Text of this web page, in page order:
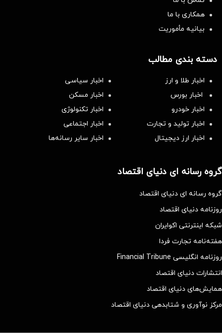
همکاری با ما
بیانیه مأموریت
دسته بندی مطالب
اخبار طلا و ارز
اخبار سیاسی
اخبار بورس
اخبار مسکن
اخبار خودرو
اخبار تکنولوژی
اخبار تولید و تجارت
اخبار اجتماعی
اخبار ارز دیجیتال
اخبار سایر رسانه‌‌ها
گروه رسانه ای دنیای اقتصاد
گروه رسانه ای دنیای اقتصاد
روزنامه دنیای اقتصاد
شبکه اینترنتی اکوایران
هفته‌نامه تجارت فردا
روزنامه انگلیسی Financial Tribune
انتشارات دنیای اقتصاد
همایش‌های دنیای اقتصاد
مرکز نوآوری و شتابدهی دنیای اقتصاد